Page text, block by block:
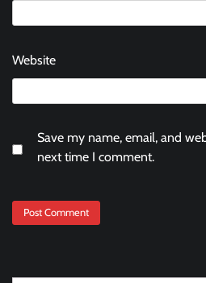
Website
Save my name, email, and
next time I comment.